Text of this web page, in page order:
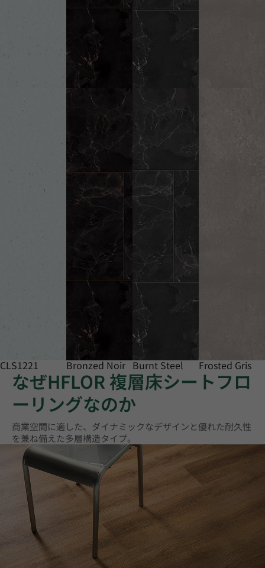
CLS1221 Bronzed Noir Burnt Steel Frosted Gris
なぜHFLOR 複層床シートフロ
ーリングなのか
商業空間に適した、ダイナミックなデザインと優れた耐久性
を兼ね備えた多層構造タイプ。